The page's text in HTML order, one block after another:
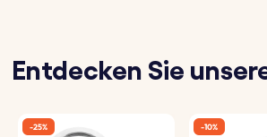
Entdecken Sie
-25% -10%